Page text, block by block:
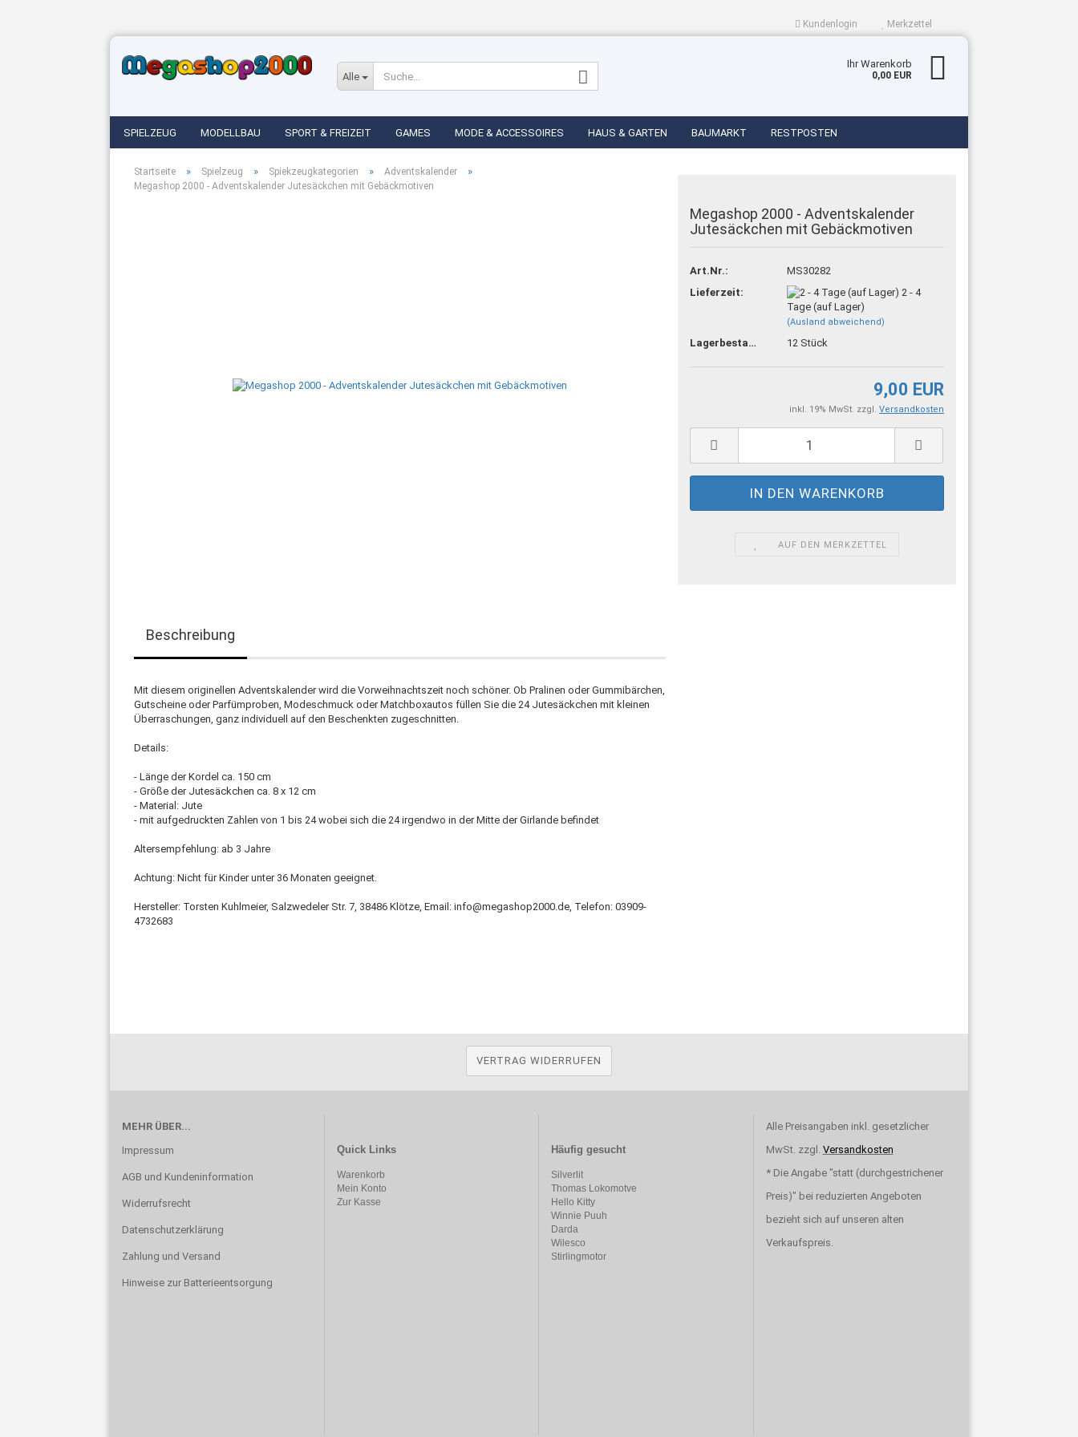
Kundenlogin
Konto erstellen
Passwort vergessen?
Merkzettel
Alle
Ihr Warenkorb
0,00 EUR
SPIELZEUG MODELLBAU SPORT & FREIZEIT GAMES MODE & ACCESSOIRES HAUS & GARTEN BAUMARKT RESTPOSTEN
Startseite » Spielzeug » Spiekzeugkategorien » Adventskalender »
Megashop 2000 - Adventskalender Jutesäckchen mit Gebäckmotiven
Megashop 2000 - Adventskalender
Jutesäckchen mit Gebäckmotiven
Art.Nr.:
MS30282
Lieferzeit:
2 - 4
Tage (auf Lager)
(Ausland abweichend)
Lagerbestand: 12 Stück
9,00 EUR
inkl. 19% MwSt. zzgl. Versandkosten
AUF DEN MERKZETTEL
Beschreibung
Mit diesem originellen Adventskalender wird die Vorweihnachtszeit noch schöner. Ob Pralinen oder Gummibärchen,
Gutscheine oder Parfümproben, Modeschmuck oder Matchboxautos füllen Sie die 24 Jutesäckchen mit kleinen
Überraschungen, ganz individuell auf den Beschenkten zugeschnitten.
Details:
- Länge der Kordel ca. 150 cm
- Größe der Jutesäckchen ca. 8 x 12 cm
- Material: Jute
- mit aufgedruckten Zahlen von 1 bis 24 wobei sich die 24 irgendwo in der Mitte der Girlande befindet
Altersempfehlung: ab 3 Jahre
Achtung: Nicht für Kinder unter 36 Monaten geeignet.
Hersteller: Torsten Kuhlmeier, Salzwedeler Str. 7, 38486 Klötze, Email: info@megashop2000.de, Telefon: 03909-
4732683
VERTRAG WIDERRUFEN
MEHR ÜBER...
Impressum
AGB und Kundeninformation
Widerrufsrecht
Datenschutzerklärung
Zahlung und Versand
Hinweise zur Batterieentsorgung
Quick Links
Warenkorb
Mein Konto
Zur Kasse
Häufig gesucht
Silverlit
Thomas Lokomotve
Hello Kitty
Winnie Puuh
Darda
Wilesco
Stirlingmotor
Alle Preisangaben inkl. gesetzlicher
MwSt. zzgl. Versandkosten
* Die Angabe "statt (durchgestrichener
Preis)" bei reduzierten Angeboten
bezieht sich auf unseren alten
Verkaufspreis.